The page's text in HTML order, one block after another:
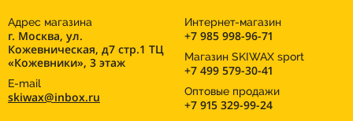
Адрес магазина
г. Москва, ул.
Кожевническая, д7 стр.1 ТЦ
«Кожевники», 3 этаж
E-mail
skiwax@inbox.ru
Интернет-магазин
+7 985 998-96-71
Магазин SKIWAX sport
+7 499 579-30-41
Оптовые продажи
+7 915 329-99-24